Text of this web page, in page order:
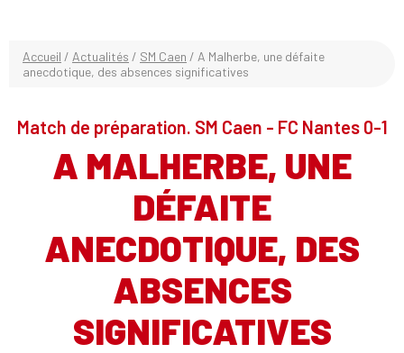
Accueil / Actualités / SM Caen / A Malherbe, une défaite
anecdotique, des absences significatives
Match de préparation. SM Caen - FC Nantes 0-1
A MALHERBE, UNE
DÉFAITE
ANECDOTIQUE, DES
ABSENCES
SIGNIFICATIVES